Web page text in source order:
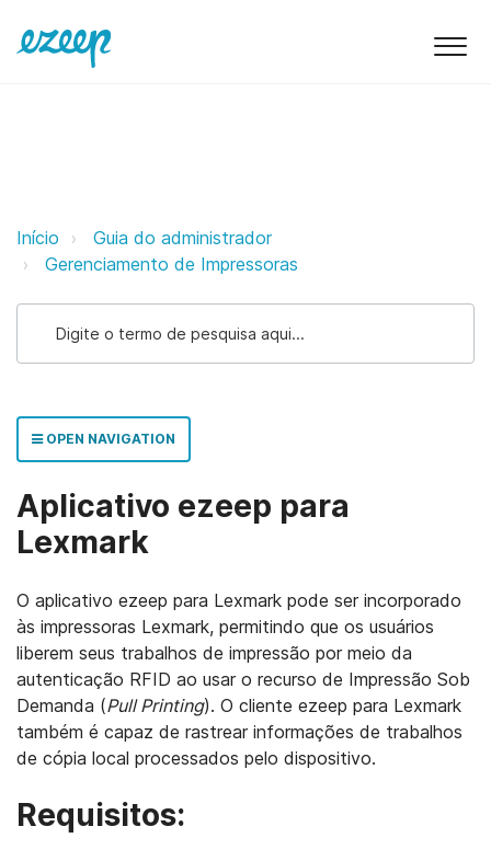
Aplicativo ezeep para Lexmark
Início
Guia do administrador
Gerenciamento de Impressoras
OPEN NAVIGATION
Aplicativo ezeep para
Lexmark
O aplicativo ezeep para Lexmark pode ser incorporado
às impressoras Lexmark, permitindo que os usuários
liberem seus trabalhos de impressão por meio da
autenticação RFID ao usar o recurso de Impressão Sob
Demanda (Pull Printing). O cliente ezeep para Lexmark
também é capaz de rastrear informações de trabalhos
de cópia local processados pelo dispositivo.
Requisitos: